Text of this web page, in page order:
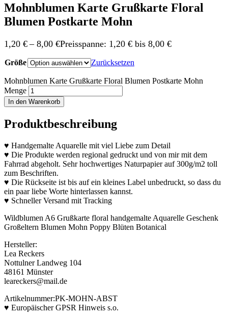
Mohnblumen Karte Grußkarte Floral
Blumen Postkarte Mohn
1,20 € – 8,00 €Preisspanne: 1,20 € bis 8,00 €
Größe Zurücksetzen
Mohnblumen Karte Grußkarte Floral Blumen Postkarte Mohn
Menge
In den Warenkorb
Produktbeschreibung
♥ Handgemalte Aquarelle mit viel Liebe zum Detail
♥ Die Produkte werden regional gedruckt und von mir mit dem
Fahrrad abgeholt. Sehr hochwertiges Naturpapier auf 300g/m2 toll
zum Beschriften.
♥ Die Rückseite ist bis auf ein kleines Label unbedruckt, so dass du
ein paar liebe Worte hinterlassen kannst.
♥ Schneller Versand mit Tracking
Wildblumen A6 Grußkarte floral handgemalte Aquarelle Geschenk
Großeltern Blumen Mohn Poppy Blüten Botanical
Hersteller:
Lea Reckers
Nottulner Landweg 104
48161 Münster
leareckers@mail.de
Artikelnummer:PK-MOHN-ABST
♥ Europäischer GPSR Hinweis s.o.